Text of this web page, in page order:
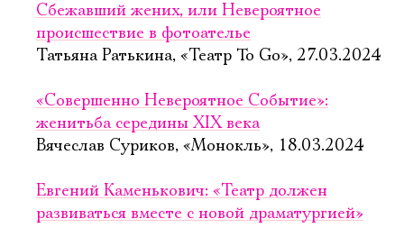
Сбежавший жених, или Невероятное
происшествие в фотоателье
Татьяна Ратькина, «Театр To Go», 27.03.2024
«Совершенно Невероятное Событие»:
женитьба середины XIX века
Вячеслав Суриков, «Монокль», 18.03.2024
Евгений Каменькович: «Театр должен
развиваться вместе с новой драматургией»